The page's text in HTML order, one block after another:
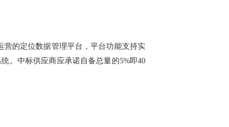
营的定位数据管理平台，平台功能支持实
。中标供应商应承诺自备总量的5%即40